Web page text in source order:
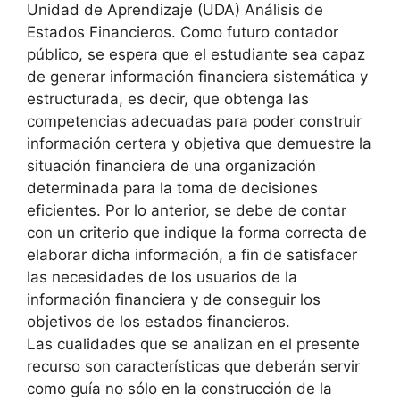
Unidad de Aprendizaje (UDA) Análisis de
Estados Financieros. Como futuro contador
público, se espera que el estudiante sea capaz
de generar información financiera sistemática y
estructurada, es decir, que obtenga las
competencias adecuadas para poder construir
información certera y objetiva que demuestre la
situación financiera de una organización
determinada para la toma de decisiones
eficientes. Por lo anterior, se debe de contar
con un criterio que indique la forma correcta de
elaborar dicha información, a fin de satisfacer
las necesidades de los usuarios de la
información financiera y de conseguir los
objetivos de los estados financieros.
Las cualidades que se analizan en el presente
recurso son características que deberán servir
como guía no sólo en la construcción de la